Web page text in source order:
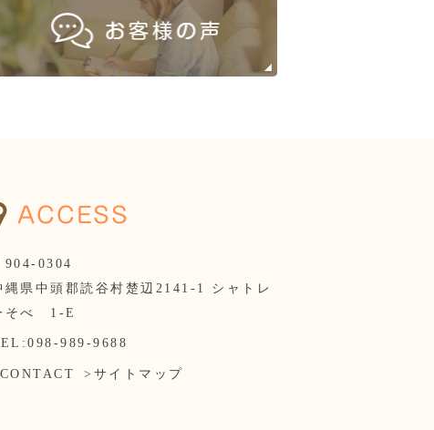
ACCESS
904-0304
縄県中頭郡読谷村楚辺2141-1 シャトレ
そべ 1-E
098-989-9688
>サイトマップ